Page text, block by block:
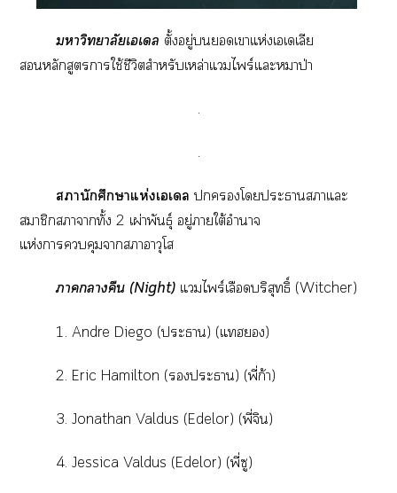
าวิทยาลัยเเล ตั้งอยู่เาแห่งเเเลีย
หลักสูตราใช้ชีวิตสำหรับเหล่าแไพร์แะหมาป่า
.
.
านักศึกษาแห่งเเล โะาาแะ
สมาชิกาาทั้ง 2 เผ่าพันธุ์ อยู่าใต้อำนาจ
แห่งาคุมาาอาวุโส
าาคืน (Night) แไพร์เลือดบริสุทธิ์ (Witcher)
1. Andre Diego (ะา) (แทฮ)
2. Eric Hamilton (ะา) (พี่ก้า)
3. Jonathan Valdus (Edelor) (พี่จิน)
4. Jessica Valdus (Edelor) (พี่ซู)